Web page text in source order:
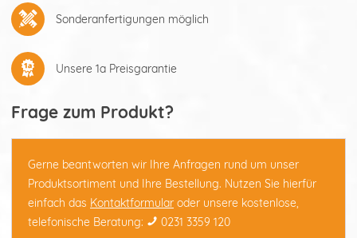
Sonderanfertigungen möglich
Unsere 1a Preisgarantie
Frage zum Produkt?
Gerne beantworten wir Ihre Anfragen rund um unser
Produktsortiment und Ihre Bestellung. Nutzen Sie hierfür
einfach das Kontaktformular oder unsere kostenlose,
telefonische Beratung:
0231 3359 120